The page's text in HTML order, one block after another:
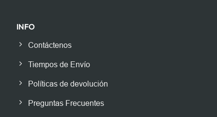
INFO
Contáctenos
Tiempos de Envío
Políticas de devolución
Preguntas Frecuentes